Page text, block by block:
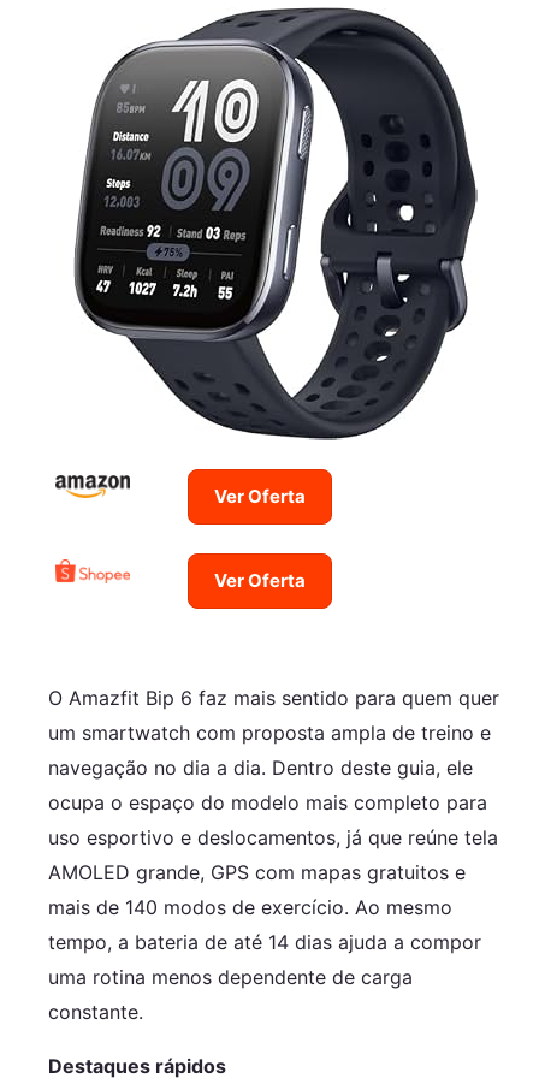
Ver Oferta
Ver Oferta
O Amazfit Bip 6 faz mais sentido para quem quer
um smartwatch com proposta ampla de treino e
navegação no dia a dia. Dentro deste guia, ele
ocupa o espaço do modelo mais completo para
uso esportivo e deslocamentos, já que reúne tela
AMOLED grande, GPS com mapas gratuitos e
mais de 140 modos de exercício. Ao mesmo
tempo, a bateria de até 14 dias ajuda a compor
uma rotina menos dependente de carga
constante.
Destaques rápidos